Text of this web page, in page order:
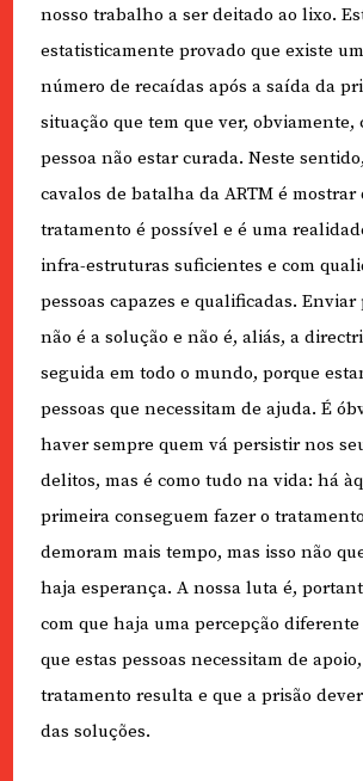
nosso trabalho a ser deitado ao lixo.
estatisticamente provado que existe
número de recaídas após a saída da
situação que tem que ver, obviamente,
pessoa não estar curada. Neste
cavalos de batalha da ARTM é mostrar
tratamento é possível e é uma
infra-estruturas suficientes e com
pessoas capazes e qualificadas. Enviar
não é a solução e não é, aliás, a
seguida em todo o mundo, porque
pessoas que necessitam de ajuda. É
haver sempre quem vá persistir nos
delitos, mas é como tudo na vida: há
primeira conseguem fazer o
demoram mais tempo, mas isso não
haja esperança. A nossa luta é,
com que haja uma percepção
que estas pessoas necessitam de
tratamento resulta e que a prisão
das soluções.